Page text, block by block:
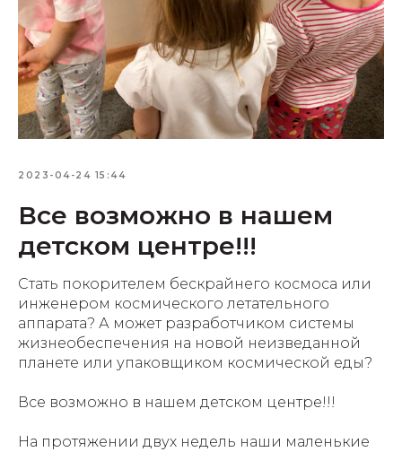
2023-04-24 15:44
Все возможно в нашем
детском центре!!!
Стать покорителем бескрайнего космоса или
инженером космического летательного
аппарата? А может разработчиком системы
жизнеобеспечения на новой неизведанной
планете или упаковщиком космической еды?
Все возможно в нашем детском центре!!!
На протяжении двух недель наши маленькие